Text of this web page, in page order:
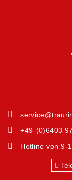
+49-(0)6403
Hotline von 9-